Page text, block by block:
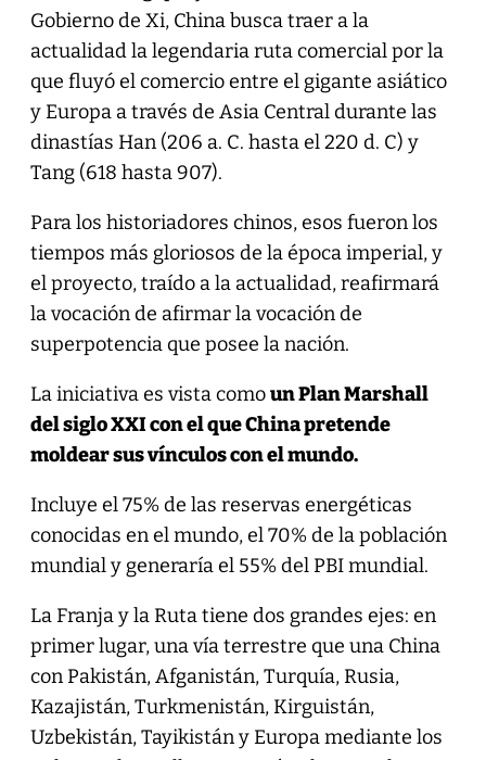
Gobierno de Xi, China busca traer a la
actualidad la legendaria ruta comercial por la
que fluyó el comercio entre el gigante asiático
y Europa a través de Asia Central durante las
dinastías Han (206 a. C. hasta el 220 d. C) y
Tang (618 hasta 907).
Para los historiadores chinos, esos fueron los
tiempos más gloriosos de la época imperial, y
el proyecto, traído a la actualidad, reafirmará
la vocación de afirmar la vocación de
superpotencia que posee la nación.
La iniciativa es vista comoun Plan Marshall
del siglo XXI con el que China pretende
moldear sus vínculos con el mundo.
Incluye el 75% de las reservas energéticas
conocidas en el mundo, el 70% de la población
mundial y generaría el 55% del PBI mundial.
La Franja y la Ruta tiene dos grandes ejes: en
primer lugar, una vía terrestre que una China
con Pakistán, Afganistán, Turquía, Rusia,
Kazajistán, Turkmenistán, Kirguistán,
Uzbekistán, Tayikistán y Europa mediante los